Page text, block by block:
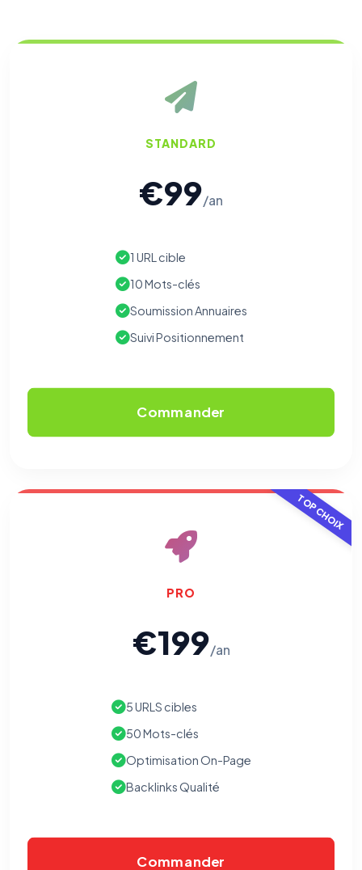
STANDARD
€99/an
1 URL cible
10 Mots-clés
Soumission Annuaires
Suivi Positionnement
Commander
TOP CHOIX
PRO
€199/an
5 URLS cibles
50 Mots-clés
Optimisation On-Page
Backlinks Qualité
Commander
⚙️